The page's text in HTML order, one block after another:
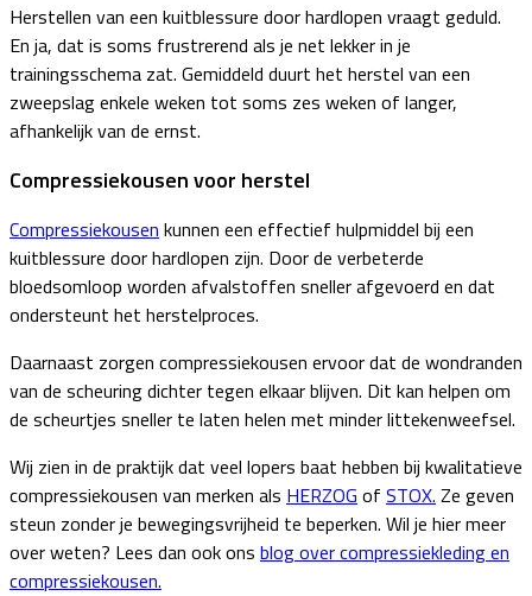
Herstellen van een kuitblessure door hardlopen vraagt geduld.
En ja, dat is soms frustrerend als je net lekker in je
trainingsschema zat. Gemiddeld duurt het herstel van een
zweepslag enkele weken tot soms zes weken of langer,
afhankelijk van de ernst.
Compressiekousen voor herstel
Compressiekousen kunnen een effectief hulpmiddel bij een
kuitblessure door hardlopen zijn. Door de verbeterde
bloedsomloop worden afvalstoffen sneller afgevoerd en dat
ondersteunt het herstelproces.
Daarnaast zorgen compressiekousen ervoor dat de wondranden
van de scheuring dichter tegen elkaar blijven. Dit kan helpen om
de scheurtjes sneller te laten helen met minder littekenweefsel.
Wij zien in de praktijk dat veel lopers baat hebben bij kwalitatieve
compressiekousen van merken als HERZOG of STOX. Ze geven
steun zonder je bewegingsvrijheid te beperken. Wil je hier meer
over weten? Lees dan ook ons blog over compressiekleding en
compressiekousen.